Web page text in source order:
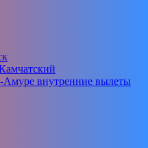
Амуре внутренние вылеты